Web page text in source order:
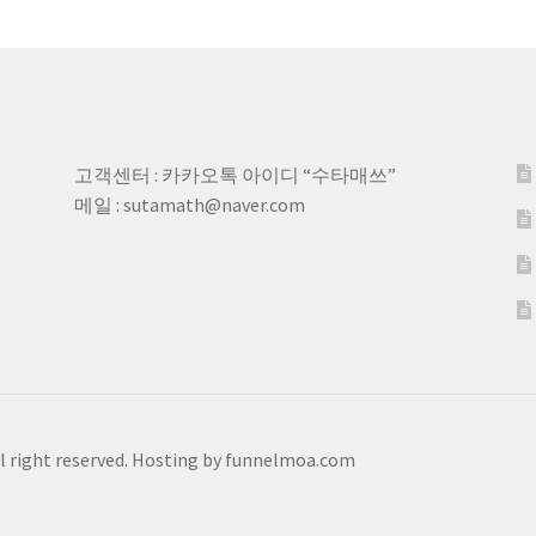
고객센터 : 카카오톡 아이디 “수타매쓰”
메일 : sutamath@naver.com
reserved. Hosting by funnelmoa.com